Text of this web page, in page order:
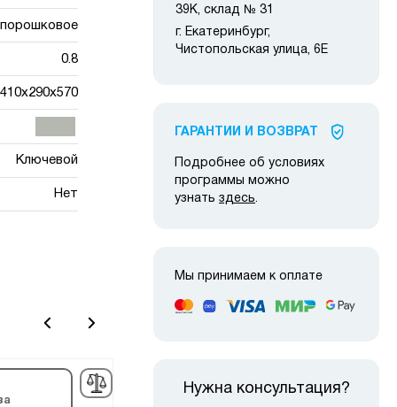
порошковое
0.8
410x290x570
Ключевой
Нет
Снято с
39К, склад № 31
г. Екатеринбург,
Чистопольская улица, 6Е
ГАРАНТИИ И ВОЗВРАТ
Подробнее об условиях
программы можно
узнать здесь.
Мы принимаем к оплате
Нужна консультация?